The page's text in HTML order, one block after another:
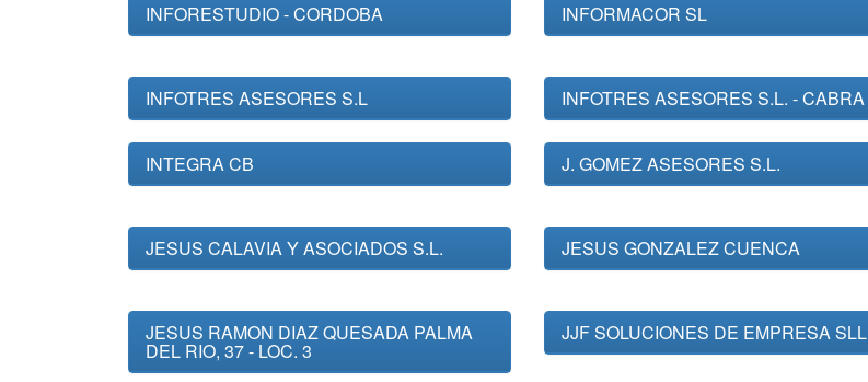
INFORESTUDIO - CORDOBA INFORMACOR SL
INFOTRES ASESORES S.L INFOTRES ASESORES S.L. - CABRA
INTEGRA CB J. GOMEZ ASESORES S.L.
JESUS CALAVIA Y ASOCIADOS S.L. JESUS GONZALEZ CUENCA
JESUS RAMON DIAZ QUESADA PALMA
DEL RIO, 37 - LOC. 3
JJF SOLUCIONES DE EMPRESA SLL